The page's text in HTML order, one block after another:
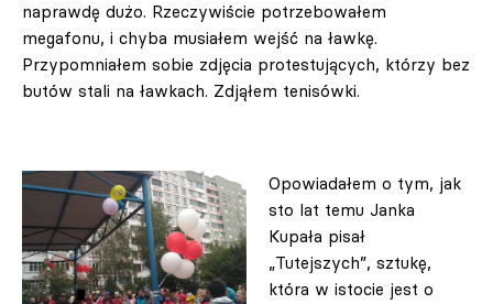
naprawdę dużo. Rzeczywiście potrzebowałem
megafonu, i chyba musiałem wejść na ławkę.
Przypomniałem sobie zdjęcia protestujących, którzy bez
butów stali na ławkach. Zdjąłem tenisówki.
Opowiadałem o tym, jak
sto lat temu Janka
Kupała pisał
„Tutejszych”, sztukę,
która w istocie jest o